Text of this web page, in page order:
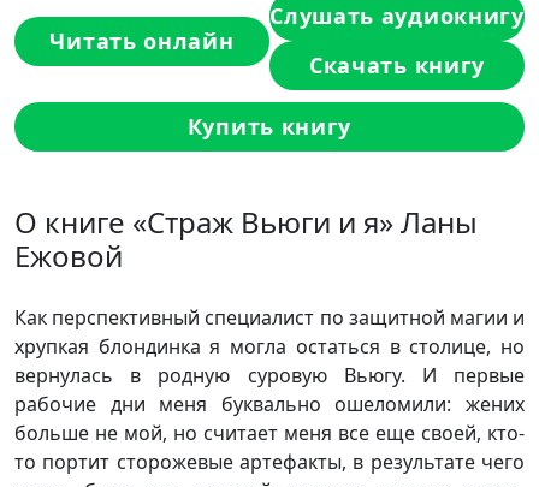
Читать онлайн
Слушать аудиокнигу
Скачать книгу
Купить книгу
О книге «Страж Вьюги и я» Ланы
Ежовой
Как перспективный специалист по защитной магии и
хрупкая блондинка я могла остаться в столице, но
вернулась в родную суровую Вьюгу. И первые
рабочие дни меня буквально ошеломили: жених
больше не мой, но считает меня все еще своей, кто-
то портит сторожевые артефакты, в результате чего